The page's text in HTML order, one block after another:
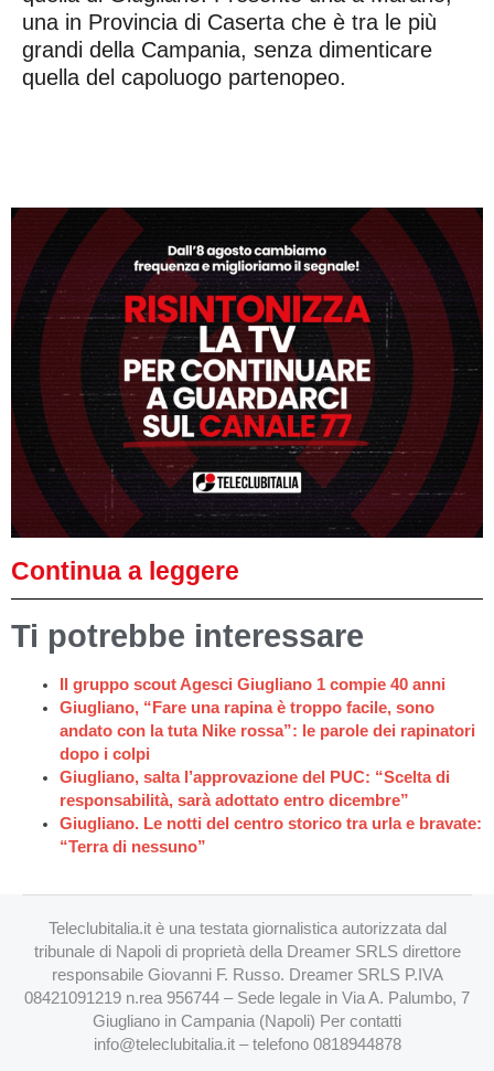
una in Provincia di Caserta che è tra le più
grandi della Campania, senza dimenticare
quella del capoluogo partenopeo.
Continua a leggere
Ti potrebbe interessare
Il gruppo scout Agesci Giugliano 1 compie 40 anni
Giugliano, “Fare una rapina è troppo facile, sono
andato con la tuta Nike rossa”: le parole dei rapinatori
dopo i colpi
Giugliano, salta l’approvazione del PUC: “Scelta di
responsabilità, sarà adottato entro dicembre”
Giugliano. Le notti del centro storico tra urla e bravate:
“Terra di nessuno”
Teleclubitalia.it è una testata giornalistica autorizzata dal
tribunale di Napoli di proprietà della Dreamer SRLS direttore
responsabile Giovanni F. Russo. Dreamer SRLS P.IVA
08421091219 n.rea 956744 – Sede legale in Via A. Palumbo, 7
Giugliano in Campania (Napoli) Per contatti
info@teleclubitalia.it– telefono 0818944878